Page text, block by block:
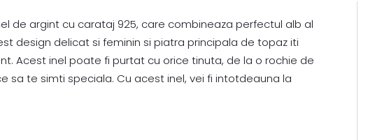
de argint cu carataj 925, care combineaza perfectul alb al
design delicat si feminin si piatra principala de topaz iti
Acest inel poate fi purtat cu orice tinuta, de la o rochie de
sa te simti speciala. Cu acest inel, vei fi intotdeauna la